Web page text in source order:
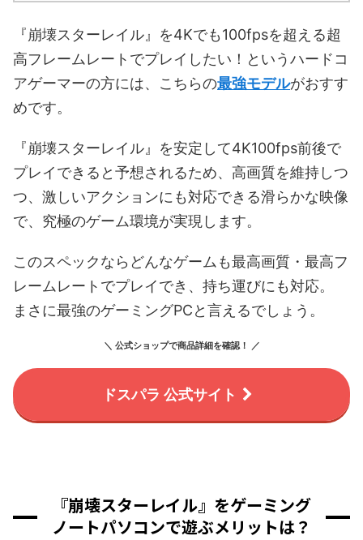
『崩壊スターレイル』を4Kでも100fpsを超える超
高フレームレートでプレイしたい！というハードコ
アゲーマーの方には、こちらの最強モデルがおすす
めです。
『崩壊スターレイル』を安定して4K100fps前後で
プレイできると予想されるため、高画質を維持しつ
つ、激しいアクションにも対応できる滑らかな映像
で、究極のゲーム環境が実現します。
このスペックならどんなゲームも最高画質・最高フ
レームレートでプレイでき、持ち運びにも対応。
まさに最強のゲーミングPCと言えるでしょう。
＼ 公式ショップで商品詳細を確認！ ／
ドスパラ 公式サイト
『崩壊スターレイル』をゲーミング
ノートパソコンで遊ぶメリットは？